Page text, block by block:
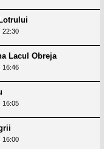
22:30
Lacul Obreja
16:46
16:05
16:00